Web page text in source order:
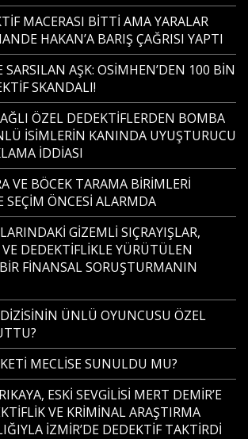
MACERASI BİTTİ AMA YARALAR
HAKAN’A BARIŞ ÇAĞRISI YAPTI
SARSILAN AŞK: OSİMHEN’DEN 100 BİN
SKANDALI!
ÖZEL DEDEKTİFLERDEN BOMBA
İSİMLERİN KANINDA UYUŞTURUCU
İDDİASI
VE BÖCEK TARAMA BİRİMLERİ
SEÇİM ÖNCESİ ALARMDA
GİZEMLİ SIÇRAYIŞLAR,
DEDEKTİFLİKLE YÜRÜTÜLEN
FİNANSAL SORUŞTURMANIN
ÜNLÜ OYUNCUSU ÖZEL
MECLİSE SUNULDU MU?
ESKİ SEVGİLİSİ MERT DEMİR’E
VE KRİMİNAL ARAŞTIRMA
İZMİR’DE DEDEKTİF TAKTİRDİ